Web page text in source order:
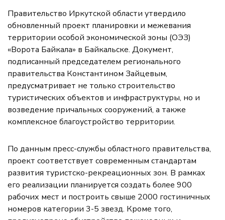
Правительство Иркутской области утвердило
обновленный проект планировки и межевания
территории особой экономической зоны (ОЭЗ)
«Ворота Байкала» в Байкальске. Документ,
подписанный председателем регионального
правительства Константином Зайцевым,
предусматривает не только строительство
туристических объектов и инфраструктуры, но и
возведение причальных сооружений, а также
комплексное благоустройство территории.
По данным пресс-службы областного правительства,
проект соответствует современным стандартам
развития туристско-рекреационных зон. В рамках
его реализации планируется создать более 900
рабочих мест и построить свыше 2000 гостиничных
номеров категории 3-5 звезд. Кроме того,